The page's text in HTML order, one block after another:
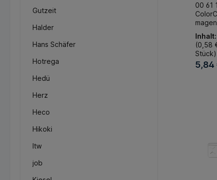
Gutzeit
Halder
Hans Schäfer
Hotrega
Hedü
Herz
Heco
Hikoki
Itw
job
blau
x 00
Knipex
rot (10
00 61
Knipex
Clips
00 61
Clips
Für
Inhalt:
(0,58
Stück)
5,84